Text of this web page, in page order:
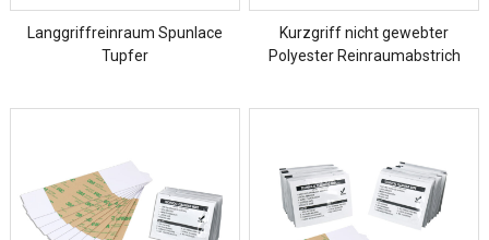
Langgriffreinraum Spunlace
Tupfer
Kurzgriff nicht gewebter
Polyester Reinraumabstrich